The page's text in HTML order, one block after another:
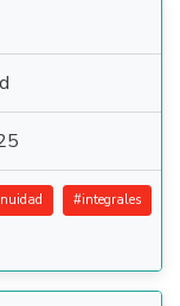
#integrales